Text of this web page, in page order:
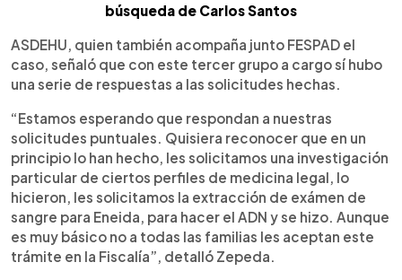
búsqueda de Carlos Santos
ASDEHU, quien también acompaña junto FESPAD el
caso, señaló que con este tercer grupo a cargo sí hubo
una serie de respuestas a las solicitudes hechas.
“Estamos esperando que respondan a nuestras
solicitudes puntuales. Quisiera reconocer que en un
principio lo han hecho, les solicitamos una investigación
particular de ciertos perfiles de medicina legal, lo
hicieron, les solicitamos la extracción de exámen de
sangre para Eneida, para hacer el ADN y se hizo. Aunque
es muy básico no a todas las familias les aceptan este
trámite en la Fiscalía”, detalló Zepeda.